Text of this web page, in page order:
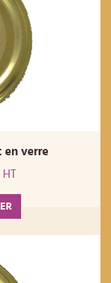
en verre
HT